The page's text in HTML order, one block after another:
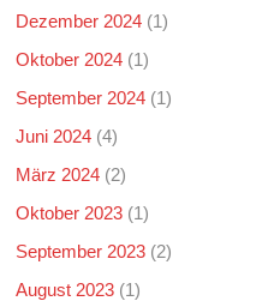
Dezember 2024 (1)
Oktober 2024 (1)
September 2024 (1)
Juni 2024 (4)
März 2024 (2)
Oktober 2023 (1)
September 2023 (2)
August 2023 (1)